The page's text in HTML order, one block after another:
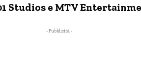
Studios e MTV
- Pubblicità -